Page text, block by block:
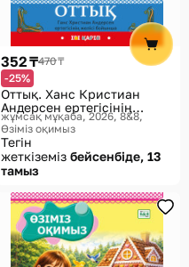
352 ₸470 ₸
-25%
Оттық. Ханс Кристиан
Андерсен ертегісінің
желісі бойынша
жұмсақ мұқаба, 2026 8&8,
Өзіміз оқимыз
Тегін
жеткіземіз бейсенбіде, 13
тамыз